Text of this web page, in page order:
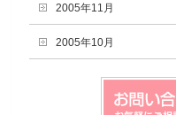
2005年11月
2005年10月